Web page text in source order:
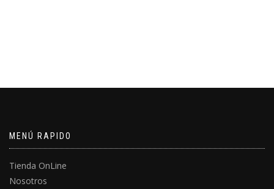
MENÚ RAPIDO
Tienda OnLine
Nosotros